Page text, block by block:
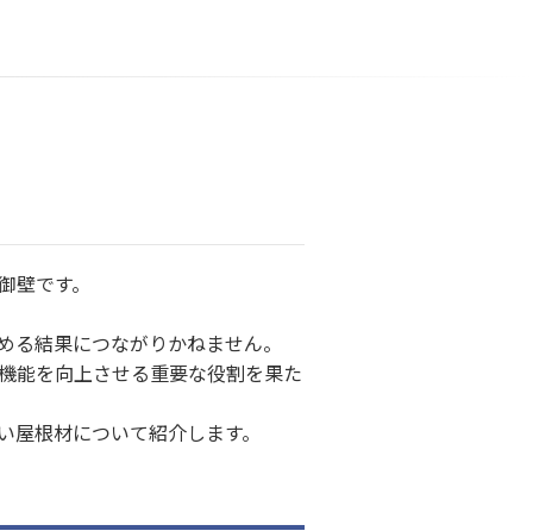
です。
結果につながりかねません。
能を向上させる重要な役割を果た
根材について紹介します。